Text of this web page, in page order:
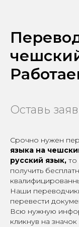
Оставь
Срочно нужен
языка на
русский язык, то
получить
Наши
перевести
Всю нужную
кликнув на значок